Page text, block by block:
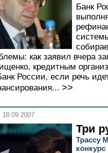
Банк
как заявил вчера
кредитным
России, если речь
>>
18.09.2007
Три
Трассу
конкурс